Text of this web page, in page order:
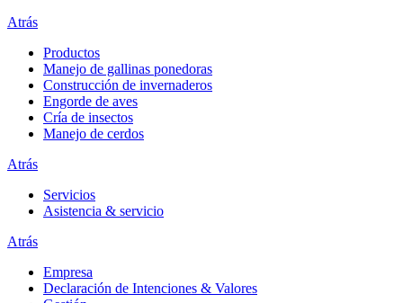
Atrás
Productos
Manejo de gallinas ponedoras
Construcción de invernaderos
Engorde de aves
Cría de insectos
Manejo de cerdos
Atrás
Servicios
Asistencia & servicio
Atrás
Empresa
Declaración de Intenciones & Valores